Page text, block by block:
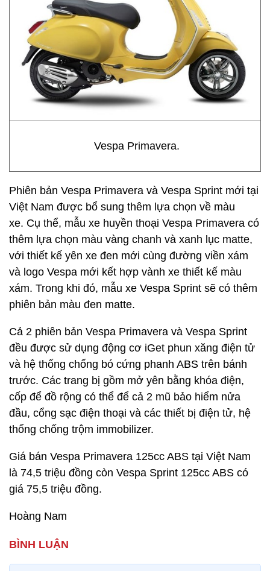
Vespa Primavera.
Phiên bản Vespa Primavera và Vespa Sprint mới tại
Việt Nam được bổ sung thêm lựa chọn về màu
xe. Cụ thể, mẫu xe huyền thoại Vespa Primavera có
thêm lựa chọn màu vàng chanh và xanh lục matte,
với thiết kế yên xe đen mới cùng đường viền xám
và logo Vespa mới kết hợp vành xe thiết kế màu
xám. Trong khi đó, mẫu xe Vespa Sprint sẽ có thêm
phiên bản màu đen matte.
Cả 2 phiên bản Vespa Primavera và Vespa Sprint
đều được sử dụng động cơ iGet phun xăng điện tử
và hệ thống chống bó cứng phanh ABS trên bánh
trước. Các trang bị gồm mở yên bằng khóa điện,
cốp để đồ rộng có thể để cả 2 mũ bảo hiểm nửa
đầu, cổng sạc điện thoại và các thiết bị điện tử, hệ
thống chống trộm immobilizer.
Giá bán Vespa Primavera 125cc ABS tại Việt Nam
là 74,5 triệu đồng còn Vespa Sprint 125cc ABS có
giá 75,5 triệu đồng.
Hoàng Nam